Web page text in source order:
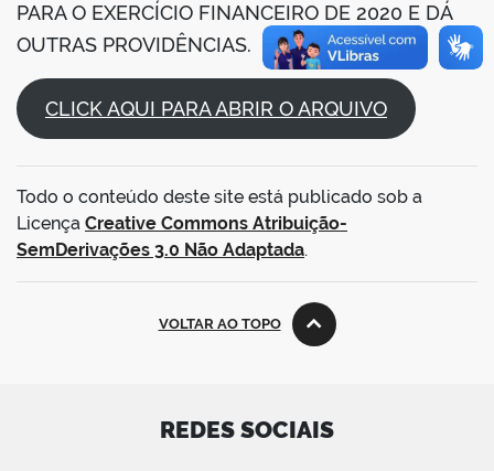
PARA O EXERCÍCIO FINANCEIRO DE 2020 E DÁ
OUTRAS PROVIDÊNCIAS.
CLICK AQUI PARA ABRIR O ARQUIVO
Todo o conteúdo deste site está publicado sob a
Licença Creative Commons Atribuição-
SemDerivações 3.0 Não Adaptada.
VOLTAR AO TOPO
REDES SOCIAIS